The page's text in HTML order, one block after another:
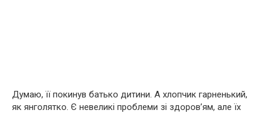
Думаю, її покинув батько дитини. А хлопчик гарненький,
як янголятко. Є невеликі проблеми зі здоров’ям, але їх